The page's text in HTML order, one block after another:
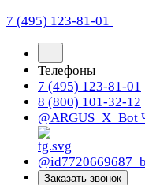
7 (495) 123-81-01
Телефоны
7 (495) 123-81-01
8 (800) 101-32-12
@ARGUS_X_Bot
Заказать звонок